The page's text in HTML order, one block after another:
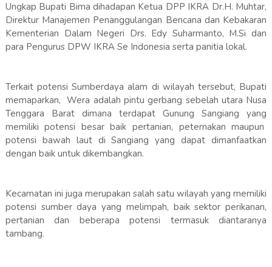
Ungkap Bupati Bima dihadapan Ketua DPP IKRA Dr.H. Muhtar,
Direktur Manajemen Penanggulangan Bencana dan Kebakaran
Kementerian Dalam Negeri Drs. Edy Suharmanto, M.Si dan
para Pengurus DPW IKRA Se Indonesia serta panitia lokal.
Terkait potensi Sumberdaya alam di wilayah tersebut, Bupati
memaparkan, Wera adalah pintu gerbang sebelah utara Nusa
Tenggara Barat dimana terdapat Gunung Sangiang yang
memiliki potensi besar baik pertanian, peternakan maupun
potensi bawah laut di Sangiang yang dapat dimanfaatkan
dengan baik untuk dikembangkan.
Kecamatan ini juga merupakan salah satu wilayah yang memiliki
potensi sumber daya yang melimpah, baik sektor perikanan,
pertanian dan beberapa potensi termasuk diantaranya
tambang.